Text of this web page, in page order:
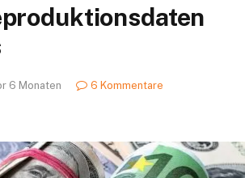
6 Monaten
6 Kommentare